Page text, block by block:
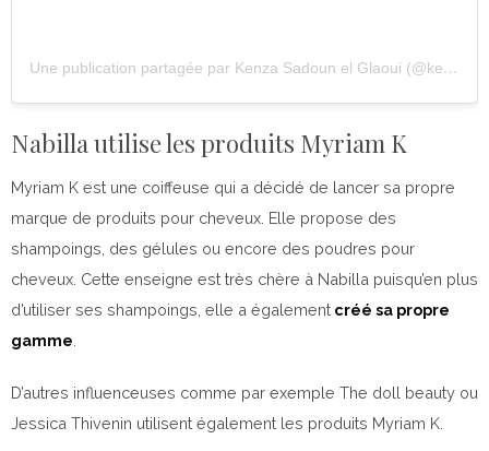
Une publication partagée par Kenza Sadoun el Glaoui (@kenzasmg)
Nabilla utilise les produits Myriam K
Myriam K est une coiffeuse qui a décidé de lancer sa propre
marque de produits pour cheveux. Elle propose des
shampoings, des gélules ou encore des poudres pour
cheveux. Cette enseigne est très chère à Nabilla puisqu’en plus
d’utiliser ses shampoings, elle a également créé sa propre
gamme
D’autres influenceuses comme par exemple The doll beauty ou
Jessica Thivenin utilisent également les produits Myriam K.